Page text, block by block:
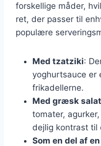
forskellige måder,
ret, der passer til
populære
Med tzatziki:
yoghurtsauce er
frikadellerne.
Med græsk salat
tomater,
dejlig kontrast til
Som en del af